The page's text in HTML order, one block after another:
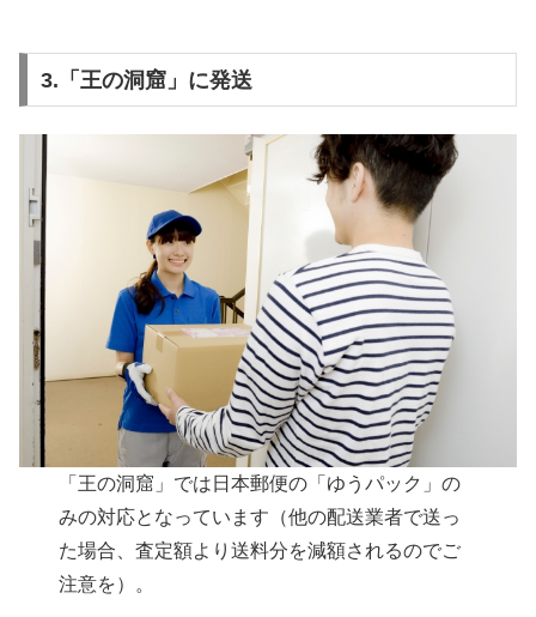
3.「王の洞窟」に発送
「王の洞窟」では日本郵便の「ゆうパック」の
みの対応となっています（他の配送業者で送っ
た場合、査定額より送料分を減額されるのでご
注意を）。